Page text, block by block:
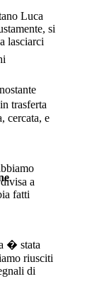
Luca
si
lasciarci
trasferta
cercata, e
a
fatti
� stata
riusciti
di